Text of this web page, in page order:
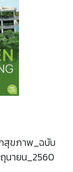
สุขภาพ_ฉบับ
นายน_2560